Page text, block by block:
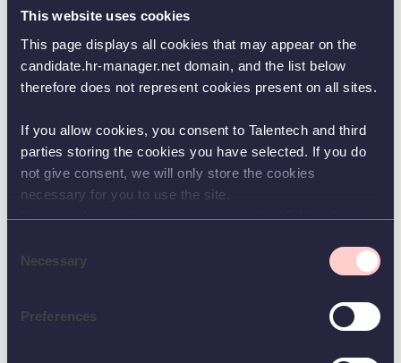
This website uses cookies
This page displays all cookies that may appear on the
candidate.hr-manager.net domain, and the list below
therefore does not represent cookies present on all sites.
If you allow cookies, you consent to Talentech and third
parties storing the cookies you have selected. If you do
not give consent, we will only store the cookies
necessary for you to use the site.
You can always change your consent by clicking the
Selection
Necessary
Preferences
Savoir réagir aux dysfonctionnements ou anomalies répétitives en alertant
sa hierarchie.
Reconnaissance CCN opérateur de production, Titre OTIA option flux
Savoir lire, écrire et compter
Savoir utiliser une scanette
Posséder habilitations nécessaires à la conduite des engins de